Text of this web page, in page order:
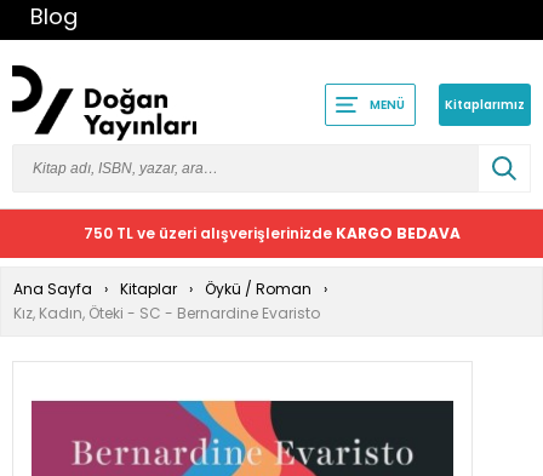
Blog
MENÜ Kitaplarımız
750 TL ve üzeri alışverişlerinizde KARGO BEDAVA
Ana Sayfa Kitaplar
Öykü / Roman
Kız, Kadın, Öteki - SC - Bernardine Evaristo